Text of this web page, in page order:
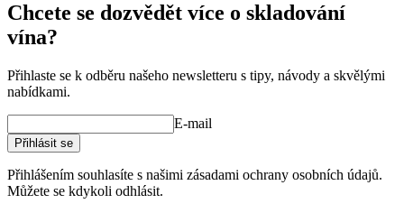
Chcete se dozvědět více o skladování
vína?
Přihlaste se k odběru našeho newsletteru s tipy, návody a skvělými
nabídkami.
E-mail
Přihlásit se
Přihlášením souhlasíte s našimi zásadami ochrany osobních údajů.
Můžete se kdykoli odhlásit.